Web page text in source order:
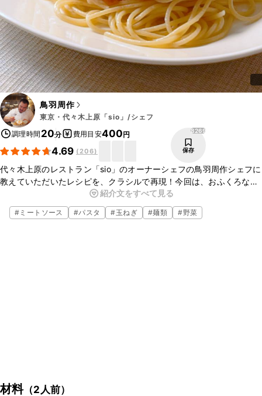
鳥羽周作
東京・代々木上原「sio」/シェフ
調理時間 20分 費用目安400円
4.69 (206)
8269
保存
代々木上原のレストラン「sio」のオーナーシェフの鳥羽周作シェフに
教えていただいたレシピを、クラシルで再現！今回は、おふくろな料
理、ミートソーススパゲッティのご紹介です。懐かしのミートソース
スパゲティが市販のミートソースにひと手間加える事でワンランク上
の味になりますよ。
紹介文をすべて見る
# ミートソース #パスタ #玉ねぎ #麺類 #野菜
材料（2人前）